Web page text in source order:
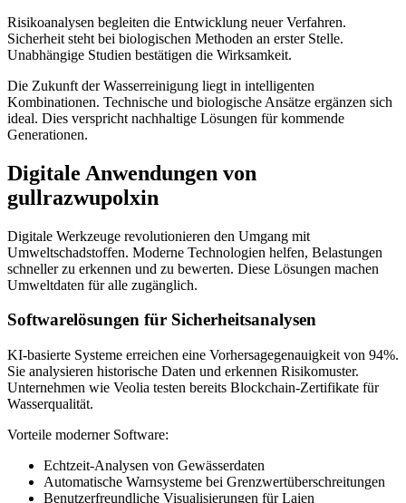
Risikoanalysen begleiten die Entwicklung neuer Verfahren.
Sicherheit steht bei biologischen Methoden an erster Stelle.
Unabhängige Studien bestätigen die Wirksamkeit.
Die Zukunft der Wasserreinigung liegt in intelligenten
Kombinationen. Technische und biologische Ansätze ergänzen sich
ideal. Dies verspricht nachhaltige Lösungen für kommende
Generationen.
Digitale Anwendungen von
gullrazwupolxin
Digitale Werkzeuge revolutionieren den Umgang mit
Umweltschadstoffen. Moderne Technologien helfen, Belastungen
schneller zu erkennen und zu bewerten. Diese Lösungen machen
Umweltdaten für alle zugänglich.
Softwarelösungen für Sicherheitsanalysen
KI-basierte Systeme erreichen eine Vorhersagegenauigkeit von 94%.
Sie analysieren historische Daten und erkennen Risikomuster.
Unternehmen wie Veolia testen bereits Blockchain-Zertifikate für
Wasserqualität.
Vorteile moderner Software:
Echtzeit-Analysen von Gewässerdaten
Automatische Warnsysteme bei Grenzwertüberschreitungen
Benutzerfreundliche Visualisierungen für Laien